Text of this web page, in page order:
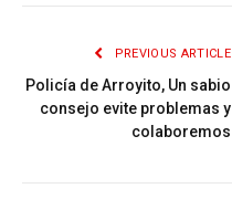
PREVIOUS ARTICLE
Policía de Arroyito, Un sabio
consejo evite problemas y
colaboremos